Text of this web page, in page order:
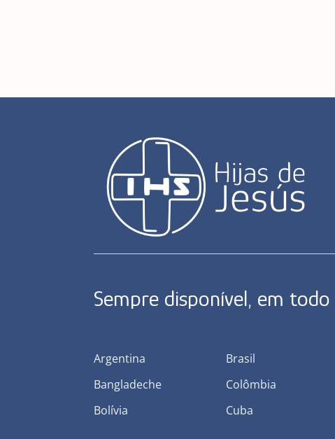
Sempre disponível, em
Argentina
Bangladeche
Bolívia
Brasil
Colômbia
Cuba